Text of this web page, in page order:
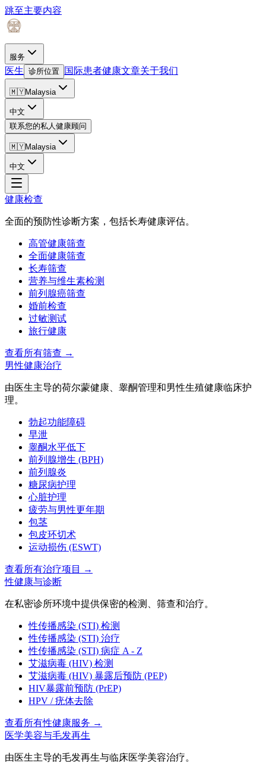
跳至主要内容
服务
医生 诊所位置 国际患者健康文章关于我们
🇲🇾Malaysia
中文
联系您的私人健康顾问
🇲🇾Malaysia
中文
健康检查
全面的预防性诊断方案，包括长寿健康评估。
高管健康筛查
全面健康筛查
长寿筛查
营养与维生素检测
前列腺癌筛查
婚前检查
过敏测试
旅行健康
查看所有筛查 →
男性健康治疗
由医生主导的荷尔蒙健康、睾酮管理和男性生殖健康临床护
理。
勃起功能障碍
早泄
睾酮水平低下
前列腺增生 (BPH)
前列腺炎
糖尿病护理
心脏护理
疲劳与男性更年期
包茎
包皮环切术
运动损伤 (ESWT)
查看所有治疗项目
→
性健康与诊断
在私密诊所环境中提供保密的检测、筛查和治疗。
性传播感染 (STI) 检测
性传播感染 (STI) 治疗
性传播感染 (STI) 病症 A - Z
艾滋病毒 (HIV) 检测
艾滋病毒 (HIV) 暴露后预防 (PEP)
HIV暴露前预防 (PrEP)
HPV / 疣体去除
查看所有性健康服务 →
医学美容与毛发再生
由医生主导的毛发再生与临床医学美容治疗。